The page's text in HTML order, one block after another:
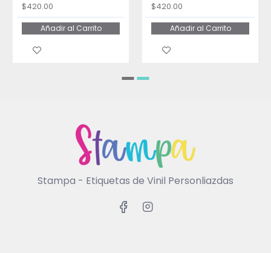
$420.00
Añadir al Carrito
$420.00
Añadir al Carrito
Stampa - Etiquetas de Vinil Personliazdas